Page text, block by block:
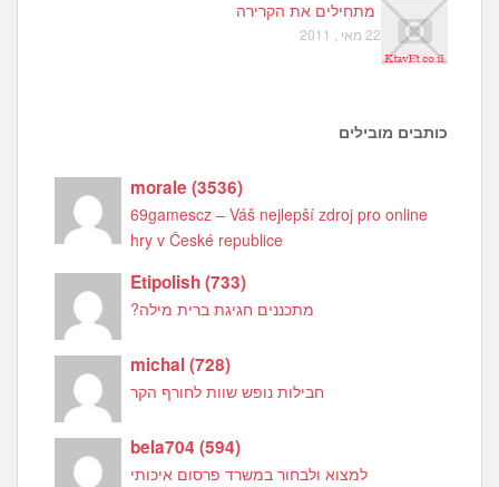
מתחילים את הקרירה
22 מאי , 2011
כותבים מובילים
morale(3536)
69gamescz – Váš nejlepší zdroj pro online
hry v České republice
Etipolish(733)
מתכננים חגיגת ברית מילה?
michal(728)
חבילות נופש שוות לחורף הקר
bela704(594)
למצוא ולבחור במשרד פרסום איכותי